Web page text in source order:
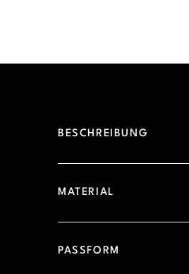
BESCHREIBUNG
MATERIAL
PASSFORM